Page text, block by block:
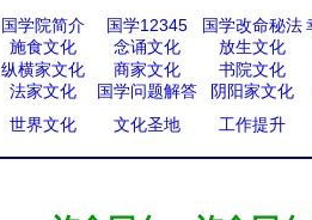
国学院简介 国学12345 国学改命秘法
施食文化 念诵文化 放生文化
纵横家文化 商家文化 书院文化
法家文化 国学问题解答 阴阳家文化
世界文化 文化圣地 工作提升